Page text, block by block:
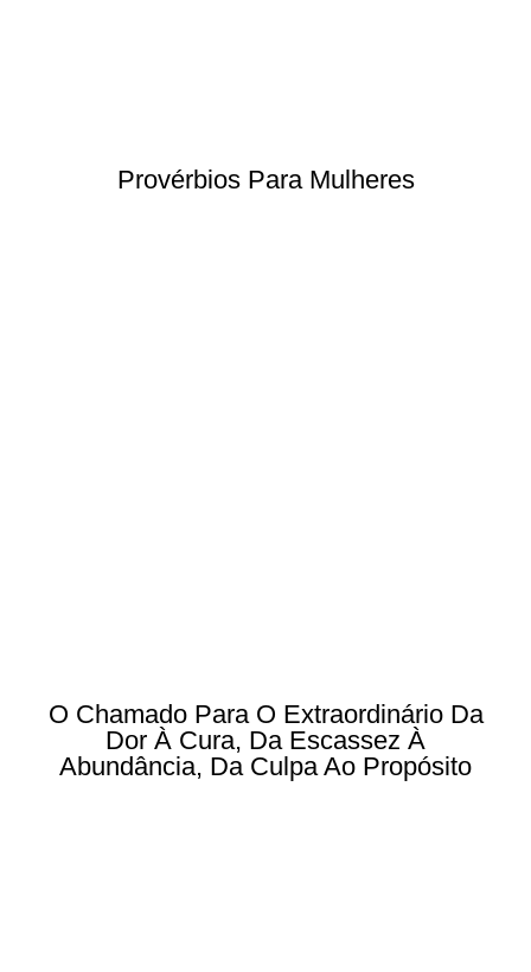
Provérbios Para Mulheres
O Chamado Para O Extraordinário Da
Dor À Cura, Da Escassez À
Abundância, Da Culpa Ao Propósito